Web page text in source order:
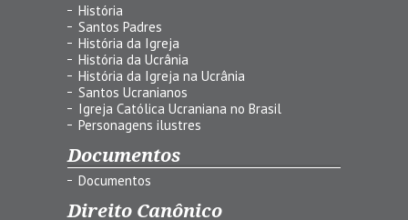
História
Santos Padres
História da Igreja
História da Ucrânia
História da Igreja na Ucrânia
Santos Ucranianos
Igreja Católica Ucraniana no Brasil
Personagens ilustres
Documentos
Documentos
Direito Canônico